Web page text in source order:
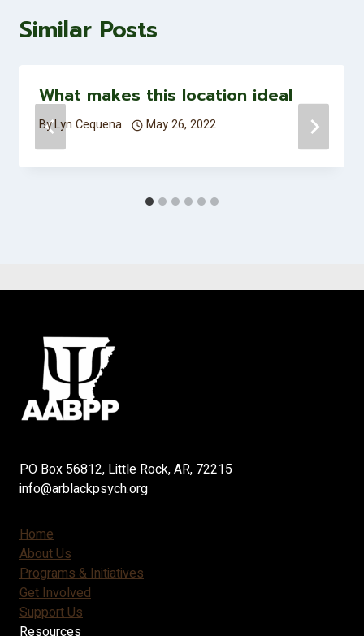
Similar Posts
What makes this location ideal
ByLyn Cequena May 26, 2022
PO Box 56812, Little Rock, AR, 72215
info@arblackpsych.org
Home
About Us
Programs & Initiatives
Get Involved
Support Us
Resources